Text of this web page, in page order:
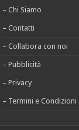
– Chi Siamo
– Contatti
– Collabora con noi
– Pubblicità
– Privacy
– Termini e Condizioni